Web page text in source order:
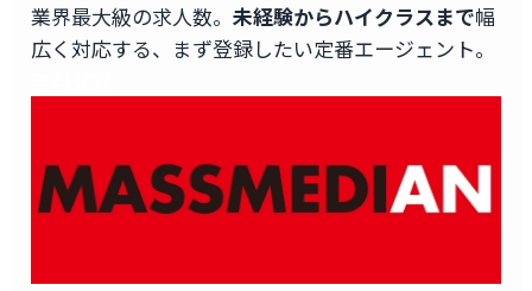
業界最大級の求人数。 未経験からハイクラスまで幅
広く対応する、まず登録したい定番エージェント。